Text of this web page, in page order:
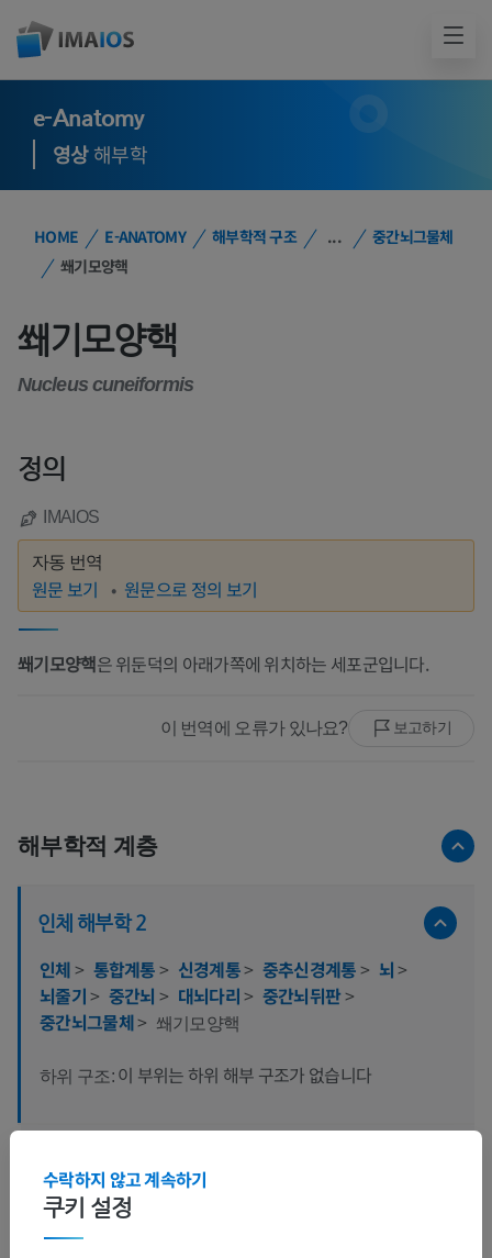
e-Anatomy
영상해부학
HOME E-ANATOMY 해부학적 구조 ...
중간뇌그물체
쐐기모양핵
쐐기모양핵
Nucleus cuneiformis
정의
IMAIOS
자동 번역
원문 보기 원문으로 정의 보기
쐐기모양핵은 위둔덕의 아래가쪽에 위치하는 세포군입니다.
이 번역에 오류가 있나요? 보고하기
해부학적 계층
인체 해부학 2
인체> 통합계통> 신경계통> 중추신경계통> 뇌>
뇌줄기> 중간뇌> 대뇌다리> 중간뇌뒤판>
중간뇌그물체> 쐐기모양핵
하위 구조: 이 부위는 하위 해부 구조가 없습니다
인체 신경 해부학
쿠키 설정
수락하지 않고 계속하기